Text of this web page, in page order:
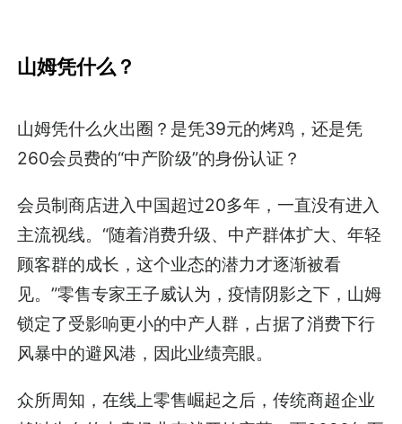
山姆凭什么？
山姆凭什么火出圈？是凭39元的烤鸡，还是凭
260会员费的“中产阶级”的身份认证？
会员制商店进入中国超过20多年，一直没有进入
主流视线。“随着消费升级、中产群体扩大、年轻
顾客群的成长，这个业态的潜力才逐渐被看
见。”零售专家王子威认为，疫情阴影之下，山姆
锁定了受影响更小的中产人群，占据了消费下行
风暴中的避风港，因此业绩亮眼。
众所周知，在线上零售崛起之后，传统商超企业